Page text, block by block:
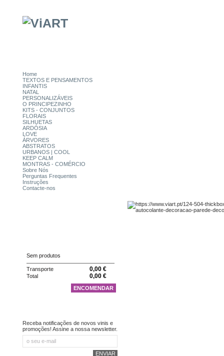
Home
TEXTOS E PENSAMENTOS
INFANTIS
NATAL
PERSONALIZÁVEIS
O PRINCIPEZINHO
KITS - CONJUNTOS
FLORAIS
SILHUETAS
ARDÓSIA
LOVE
ÁRVORES
ABSTRATOS
URBANOS | COOL
KEEP CALM
MONTRAS - COMÉRCIO
Sobre Nós
Perguntas Frequentes
Instruções
Contacte-nos
Sem produtos
Transporte 0,00 €
Total 0,00 €
ENCOMENDAR
Receba notificações de novos vinis e
promoções! Assine a nossa newsletter.